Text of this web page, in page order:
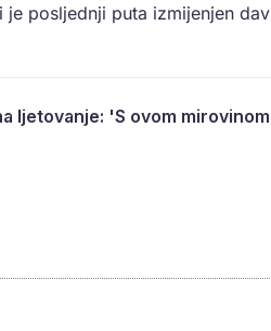
posljednji puta izmijenjen
ljetovanje: 'S ovom